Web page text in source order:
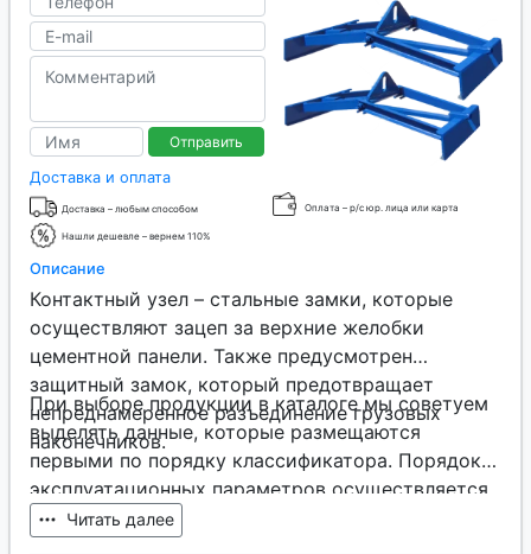
Отправить
Доставка и оплата
Доставка – любым способом Оплата – р/с юр. лица или карта
Нашли дешевле – вернем 110%
Описание
Контактный узел – стальные замки, которые
осуществляют зацеп за верхние желобки
цементной панели. Также предусмотрен
защитный замок, который предотвращает
непреднамеренное разъединение грузовых
наконечников.
При выборе продукции в каталоге мы советуем
выделять данные, которые размещаются
первыми по порядку классификатора. Порядок
эксплуатационных параметров осуществляется
так, что ключевые из них расположены в начале,
Читать далее